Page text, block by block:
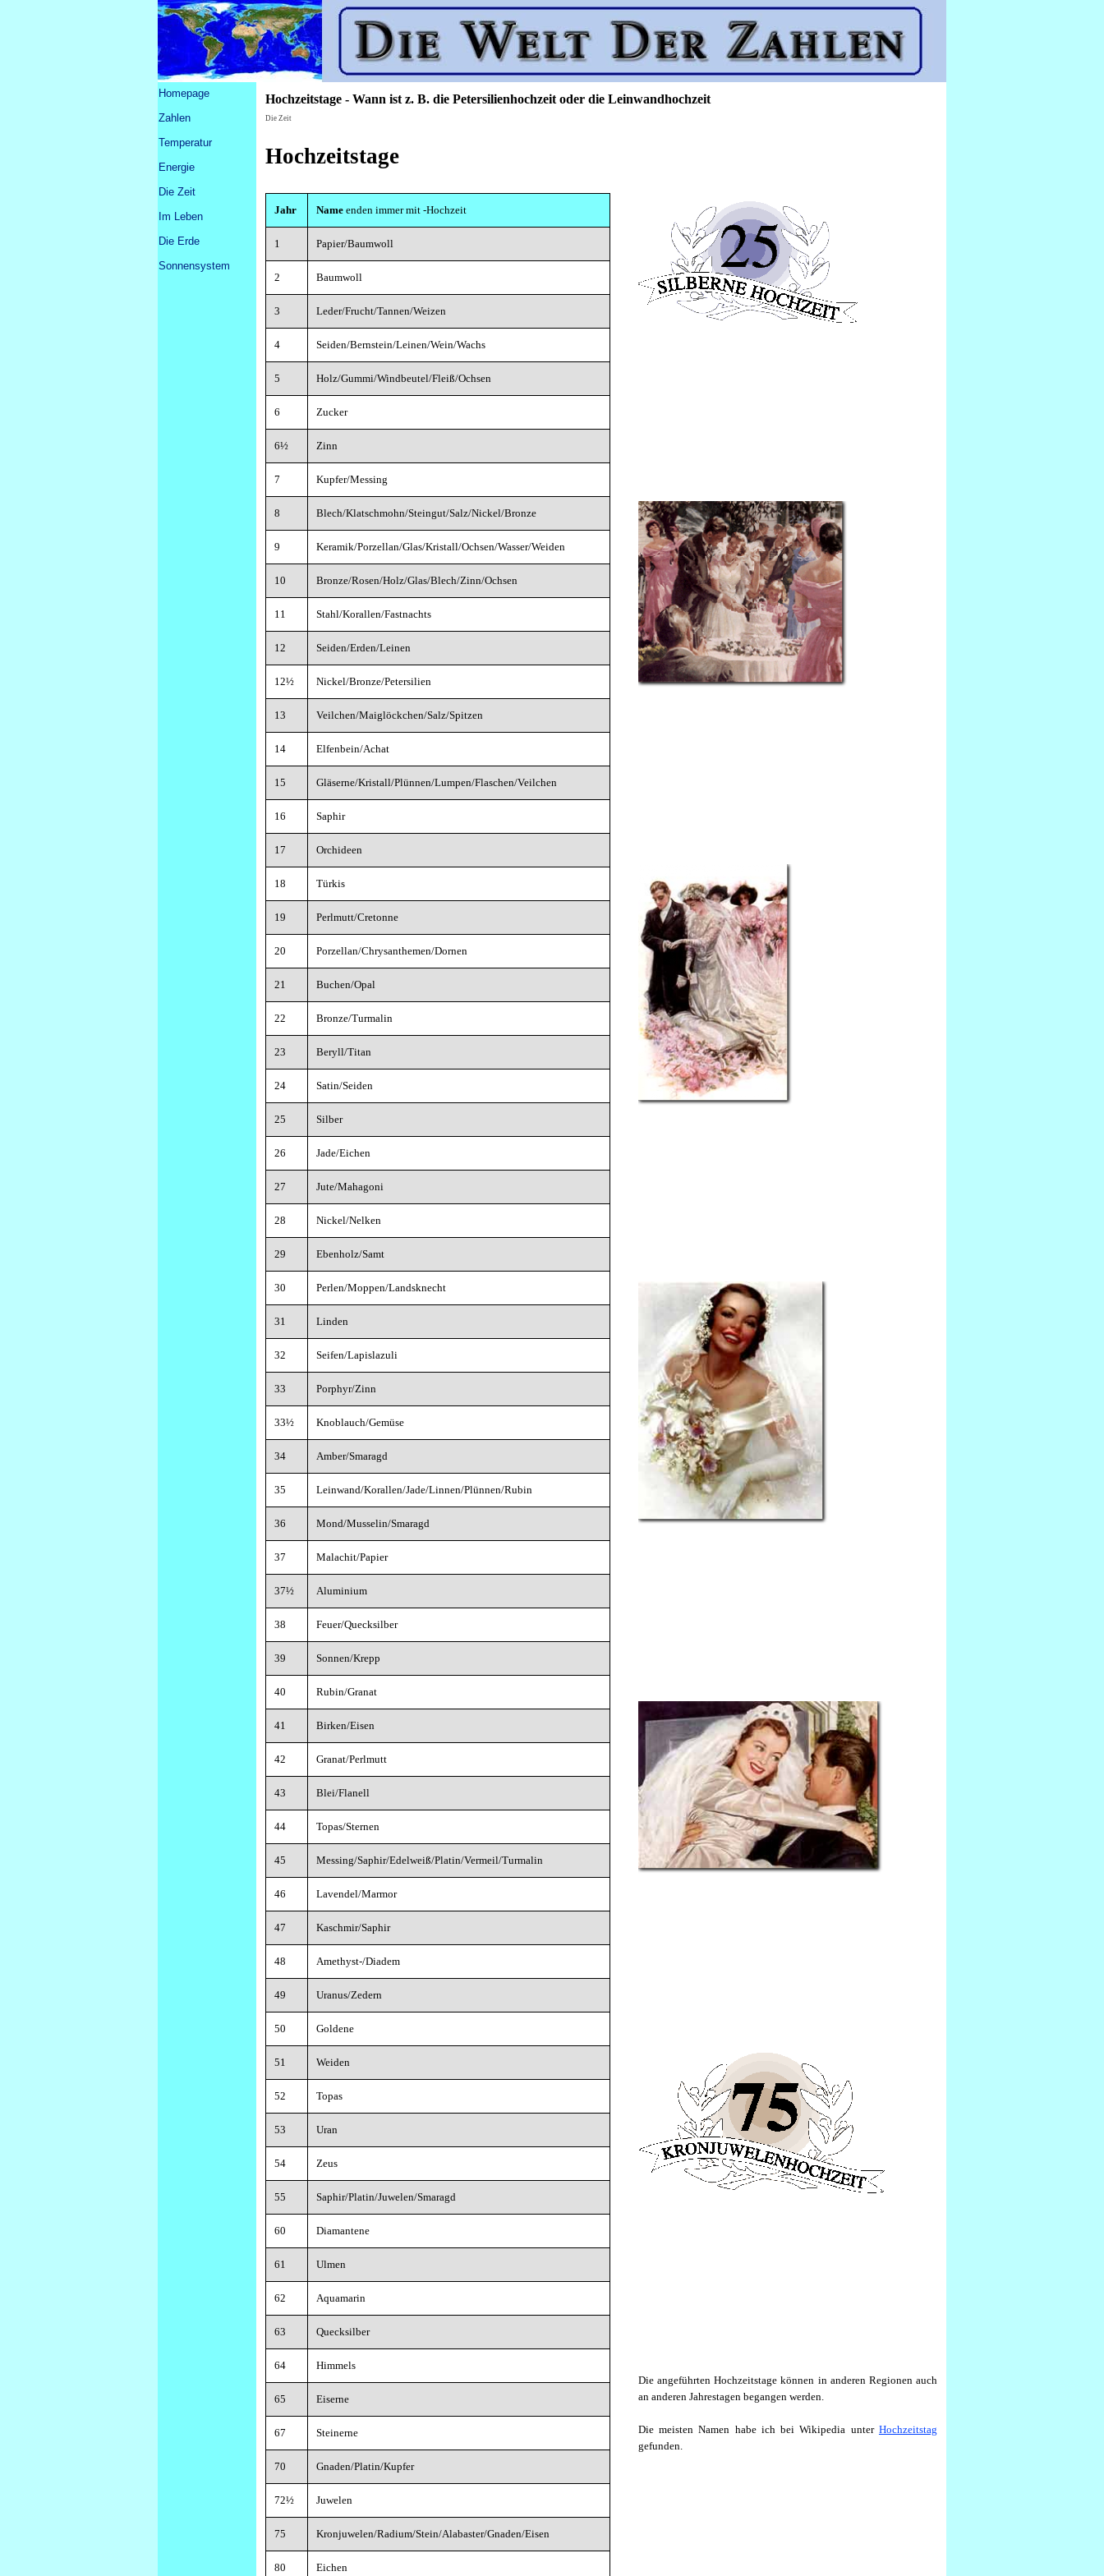
Menü überspringen
Homepage
Zahlen
Temperatur
Energie
Die Zeit
Im Leben
Die Erde
Sonnensystem
Hochzeitstage - Wann ist z. B. die Petersilienhochzeit oder die Leinwandhochzeit
Die Zeit
Hochzeitstage
Jahr Nameenden immer mit -Hochzeit
1 Papier/Baumwoll
2 Baumwoll
3 Leder/Frucht/Tannen/Weizen
4 Seiden/Bernstein/Leinen/Wein/Wachs
5 Holz/Gummi/Windbeutel/Fleiß/Ochsen
6 Zucker
6½ Zinn
7 Kupfer/Messing
8 Blech/Klatschmohn/Steingut/Salz/Nickel/Bronze
9 Keramik/Porzellan/Glas/Kristall/Ochsen/Wasser/Weiden
10 Bronze/Rosen/Holz/Glas/Blech/Zinn/Ochsen
11 Stahl/Korallen/Fastnachts
12 Seiden/Erden/Leinen
12½ Nickel/Bronze/Petersilien
13 Veilchen/Maiglöckchen/Salz/Spitzen
14 Elfenbein/Achat
15 Gläserne/Kristall/Plünnen/Lumpen/Flaschen/Veilchen
16 Saphir
17 Orchideen
18 Türkis
19 Perlmutt/Cretonne
20 Porzellan/Chrysanthemen/Dornen
21 Buchen/Opal
22 Bronze/Turmalin
23 Beryll/Titan
24 Satin/Seiden
25 Silber
26 Jade/Eichen
27 Jute/Mahagoni
28 Nickel/Nelken
29 Ebenholz/Samt
30 Perlen/Moppen/Landsknecht
31 Linden
32 Seifen/Lapislazuli
33 Porphyr/Zinn
33½ Knoblauch/Gemüse
34 Amber/Smaragd
35 Leinwand/Korallen/Jade/Linnen/Plünnen/Rubin
36 Mond/Musselin/Smaragd
37 Malachit/Papier
37½ Aluminium
38 Feuer/Quecksilber
39 Sonnen/Krepp
40 Rubin/Granat
41 Birken/Eisen
42 Granat/Perlmutt
43 Blei/Flanell
44 Topas/Sternen
45 Messing/Saphir/Edelweiß/Platin/Vermeil/Turmalin
46 Lavendel/Marmor
47 Kaschmir/Saphir
48 Amethyst-/Diadem
49 Uranus/Zedern
50 Goldene
51 Weiden
52 Topas
53 Uran
54 Zeus
55 Saphir/Platin/Juwelen/Smaragd
60 Diamantene
61 Ulmen
62 Aquamarin
63 Quecksilber
64 Himmels
65 Eiserne
67 Steinerne
70 Gnaden/Platin/Kupfer
72½ Juwelen
75 Kronjuwelen/Radium/Stein/Alabaster/Gnaden/Eisen
80 Eichen
Die angeführten Hochzeitstage können in anderen Regionen auch
an anderen Jahrestagen begangen werden.
Die meisten Namen habe ich bei Wikipedia unter Hochzeitstag
gefunden.